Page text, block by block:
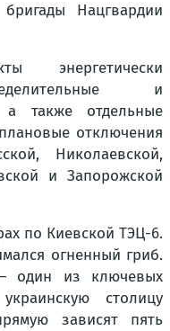
Нацгвардии
энергетически
и
а также отдельные
отключения
Николаевской,
и Запорожской
по Киевской ТЭЦ-6.
огненный гриб.
один из ключевых
столицу
зависят пять